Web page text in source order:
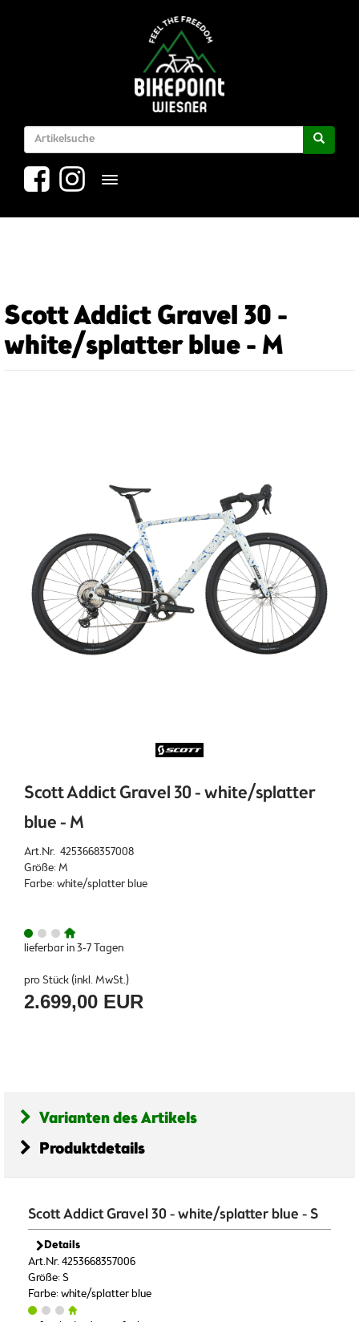
Toggle navigation
Scott Addict Gravel 30 -
white/splatter blue - M
Scott Addict Gravel 30 - white/splatter
blue - M
Art.Nr. 4253668357008
Größe: M
Farbe: white/splatter blue
lieferbar in 3-7 Tagen
pro Stück (inkl. MwSt.)
2.699,00 EUR
Varianten des Artikels
Produktdetails
Scott Addict Gravel 30 - white/splatter blue - S
Details
Art.Nr. 4253668357006
Größe: S
Farbe: white/splatter blue